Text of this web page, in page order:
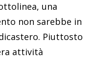
una
non sarebbe in
Piuttosto
attività